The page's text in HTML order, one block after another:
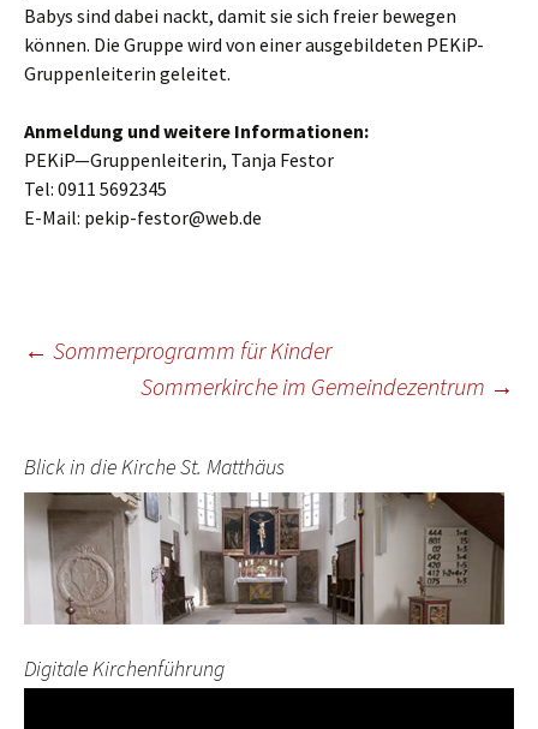
Babys sind dabei nackt, damit sie sich freier bewegen
können. Die Gruppe wird von einer ausgebildeten PEKiP-
Gruppenleiterin geleitet.
Anmeldung und weitere Informationen:
PEKiP—Gruppenleiterin, Tanja Festor
Tel: 0911 5692345
E-Mail: pekip-festor@web.de
Beitragsnavigation
← Sommerprogramm für Kinder
Sommerkirche im Gemeindezentrum →
Blick in die Kirche St. Matthäus
Digitale Kirchenführung